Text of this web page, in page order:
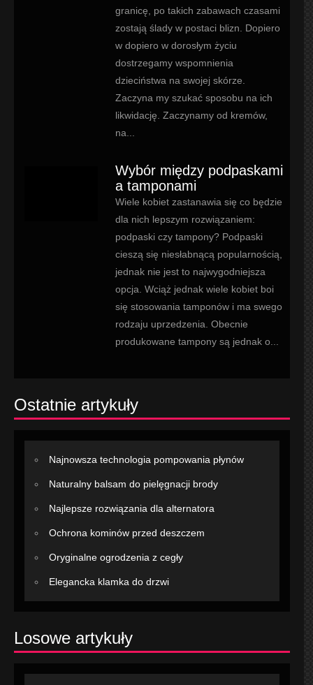
granicę, po takich zabawach czasami
zostają ślady w postaci blizn. Dopiero
w dopiero w dorosłym życiu
dostrzegamy wspomnienia
dzieciństwa na swojej skórze.
Zaczyna my szukać sposobu na ich
likwidację. Zaczynamy od kremów,
na...
Wybór między podpaskami
a tamponami
Wiele kobiet zastanawia się co będzie
dla nich lepszym rozwiązaniem:
podpaski czy tampony? Podpaski
cieszą się niesłabnącą popularnością,
jednak nie jest to najwygodniejsza
opcja. Wciąż jednak wiele kobiet boi
się stosowania tamponów i ma swego
rodzaju uprzedzenia. Obecnie
produkowane tampony są jednak o...
Ostatnie artykuły
Najnowsza technologia pompowania płynów
Naturalny balsam do pielęgnacji brody
Najlepsze rozwiązania dla alternatora
Ochrona kominów przed deszczem
Oryginalne ogrodzenia z cegły
Elegancka klamka do drzwi
Losowe artykuły